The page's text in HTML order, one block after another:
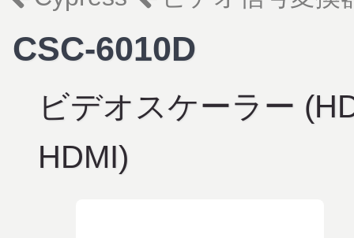
CSC-6010D
ビデオスケーラー
HDMI)